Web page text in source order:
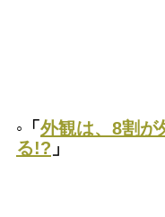
◦「外観は、8割が
る!? 」